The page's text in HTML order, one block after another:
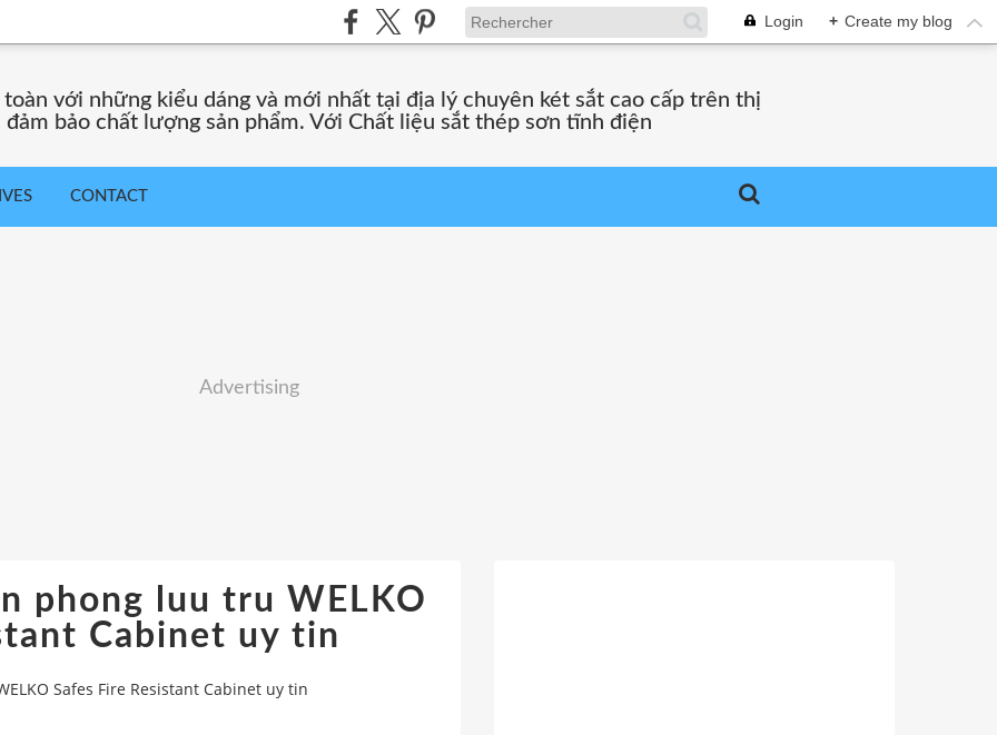
Login + Create my blog
với những kiểu dáng và mới nhất tại địa lý chuyên két sắt cao cấp trên thị
bảo chất lượng sản phẩm. Với Chất liệu sắt thép sơn tĩnh điện
CONTACT
Advertising
phong luu tru WELKO
Cabinet uy tin
Safes Fire Resistant Cabinet uy tin